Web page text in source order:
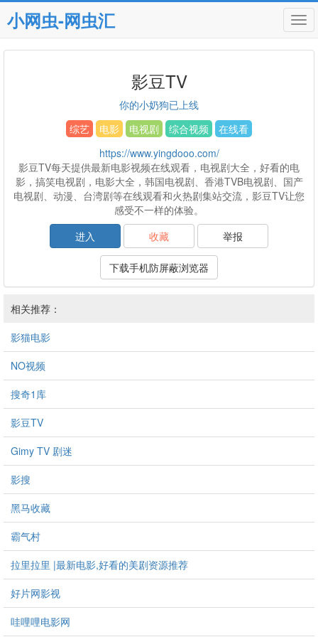
小网虫-网虫汇
影豆TV
你的小奶狗已上线
综艺
电影 电视剧 综合视频
在线看
https://www.yingdooo.com/
影豆TV每天提供最新电影视频在线观看，电视剧大全，好看的电
影，搞笑电视剧，电影大全，韩国电视剧、香港TVB电视剧、国产
电视剧、动漫、台湾剧等在线观看和火热剧集站交流，影豆TV让您
感受不一样的体验。
进入
收藏 举报
下载手机防屏蔽浏览器
相关推荐：
影猫电影
NO视频
搜奇1库
影豆TV
Gimy TV 剧迷
影搜
黑马收藏
霸气村
拉里拉里 |最新电影,好看的美剧资源推荐
好片网影视
哇哩哩电影网